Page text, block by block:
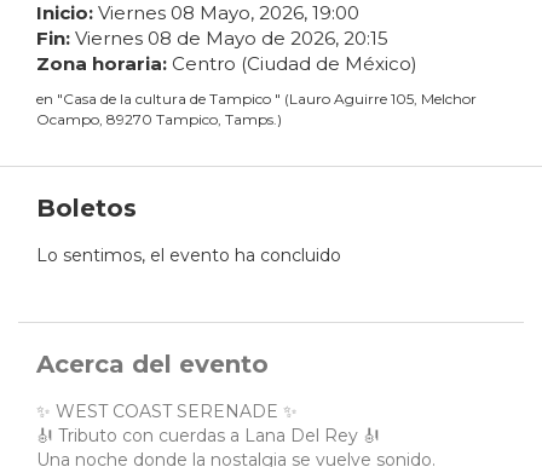
Inicio: Viernes 08 Mayo, 2026, 19:00
Fin: Viernes 08 de Mayo de 2026, 20:15
Zona horaria: Centro (Ciudad de México)
en "Casa de la cultura de Tampico " (Lauro Aguirre 105, Melchor
Ocampo, 89270 Tampico, Tamps.)
Boletos
Lo sentimos, el evento ha concluido
Acerca del evento
✨ WEST COAST SERENADE ✨
🎻 Tributo con cuerdas a Lana Del Rey 🎻
Una noche donde la nostalgia se vuelve sonido.